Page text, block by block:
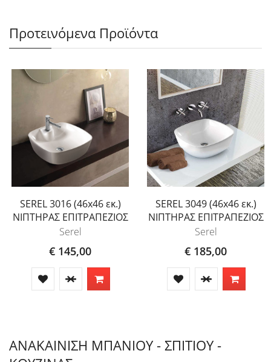
Προτεινόμενα Προϊόντα
SEREL 3016 (46x46 εκ.)
ΝΙΠΤΗΡΑΣ ΕΠΙΤΡΑΠΕΖΙΟΣ
Serel
€ 145,00
SEREL 3049 (46x46 εκ.)
ΝΙΠΤΗΡΑΣ ΕΠΙΤΡΑΠΕΖΙΟΣ
Serel
€ 185,00
ΑΝΑΚΑΙΝΙΣΗ ΜΠΑΝΙΟΥ - ΣΠΙΤΙΟΥ -